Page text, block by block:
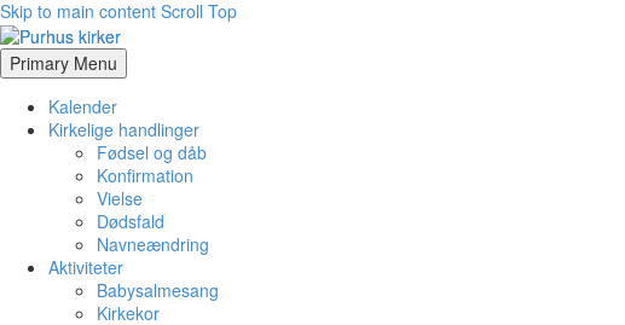
Skip to main content Scroll Top
Primary Menu
Kalender
Kirkelige handlinger
Fødsel og dåb
Konfirmation
Vielse
Dødsfald
Navneændring
Aktiviteter
Babysalmesang
Kirkekor